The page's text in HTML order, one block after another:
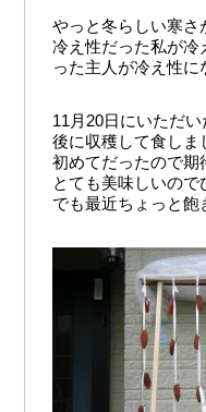
やっと冬らしい寒さ
冷え性だった私が冷
った主人が冷え性に
11月20日にいただ
後に収穫して食しま
初めてだったので期
とても美味しいので
でも最近ちょっと飽